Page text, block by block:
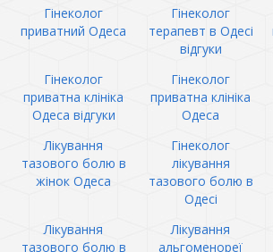
Гінеколог
приватний Одеса
Гінеколог
терапевт в Одесі
відгуки
Гінеколог
приватна клініка
Одеса відгуки
Гінеколог
приватна клініка
Одеса
Лікування
тазового болю в
жінок Одеса
Гінеколог
лікування
тазового болю в
Одесі
Лікування
тазового болю в
Лікування
альгоменореї